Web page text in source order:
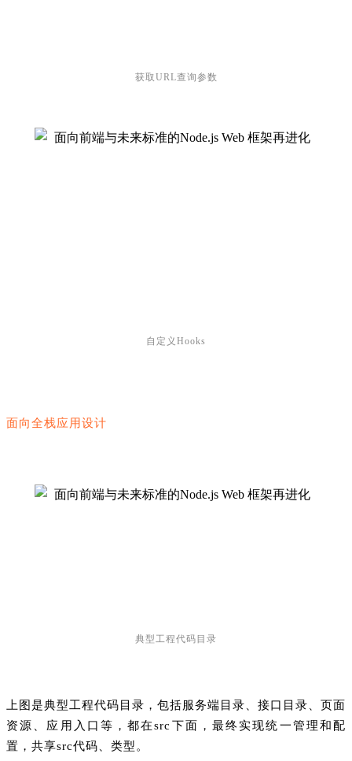
获取URL查询参数
自定义Hooks
面向全栈应用设计
典型工程代码目录
上图是典型工程代码目录，包括服务端目录、接口目录、页面
资源、应用入口等，都在src下面，最终实现统一管理和配
置，共享src代码、类型。